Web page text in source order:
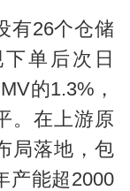
有26个仓储
单后次日
的1.3%，
。在上游原
局落地，包
产能超2000